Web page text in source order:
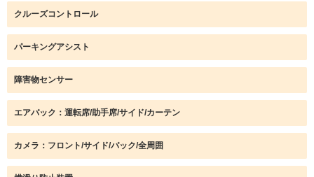
クルーズコントロール
パーキングアシスト
障害物センサー
エアバック：運転席/助手席/サイド/カーテン
カメラ：フロント/サイド/バック/全周囲